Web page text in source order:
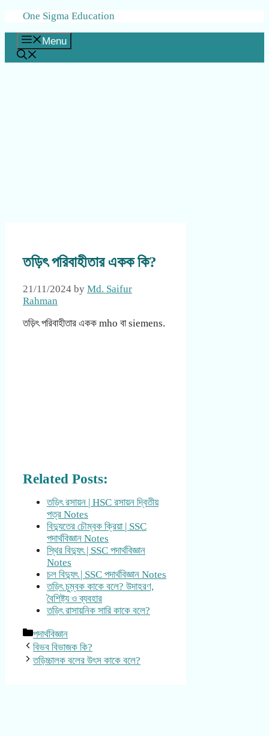
Skip
content
One Sigma Education
Menu
তড়িৎ পরিবাহীতার একক কি?
21/11/2024 by Md. Saifur
Rahman
তড়িৎ পরিবাহীতার একক mho বা siemens.
Related Posts:
তড়িৎ রসায়ন | HSC রসায়ন দ্বিতীয়
পত্র Notes
বিদ্যুতের চৌম্বক ক্রিয়া | SSC
পদার্থবিজ্ঞান Notes
স্থির বিদ্যুৎ | SSC পদার্থবিজ্ঞান
Notes
চল বিদ্যুৎ | SSC পদার্থবিজ্ঞান Notes
তড়িৎ চুম্বক কাকে বলে? উদাহরণ,
বৈশিষ্ট্য ও ব্যবহার
তড়িৎ রাসায়নিক সারি কাকে বলে?
Categories
পদার্থবিজ্ঞান
বিভব বিভাজক কি?
তড়িচ্চালক বলের উৎস কাকে বলে?